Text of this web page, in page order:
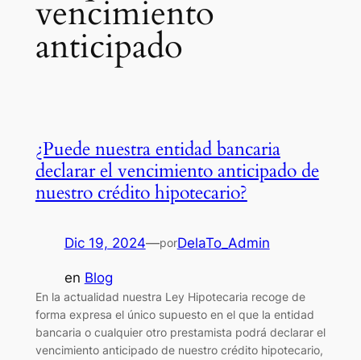
vencimiento
anticipado
¿Puede nuestra entidad bancaria
declarar el vencimiento anticipado de
nuestro crédito hipotecario?
Dic 19, 2024—porDelaTo_Admin
en Blog
En la actualidad nuestra Ley Hipotecaria recoge de
forma expresa el único supuesto en el que la entidad
bancaria o cualquier otro prestamista podrá declarar el
vencimiento anticipado de nuestro crédito hipotecario,